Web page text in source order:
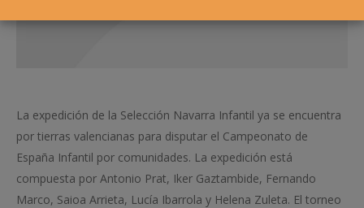
La expedición de la Selección Navarra Infantil ya se encuentra
por tierras valencianas para disputar el Campeonato de
España Infantil por comunidades. La expedición está
compuesta por Antonio Prat, Iker Gaztambide, Fernando
Marco, Saioa Arrieta, Lucía Ibarrola y Helena Zuleta. El torneo